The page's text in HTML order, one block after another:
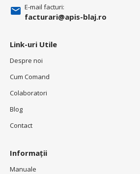
E-mail facturi:
facturari@apis-blaj.ro
Link-uri Utile
Despre noi
Cum Comand
Colaboratori
Blog
Contact
Informații
Manuale